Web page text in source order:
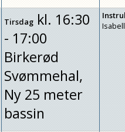
Tirsdag kl. 16:30
- 17:00
Birkerød
Svømmehal,
Ny 25 meter
bassin